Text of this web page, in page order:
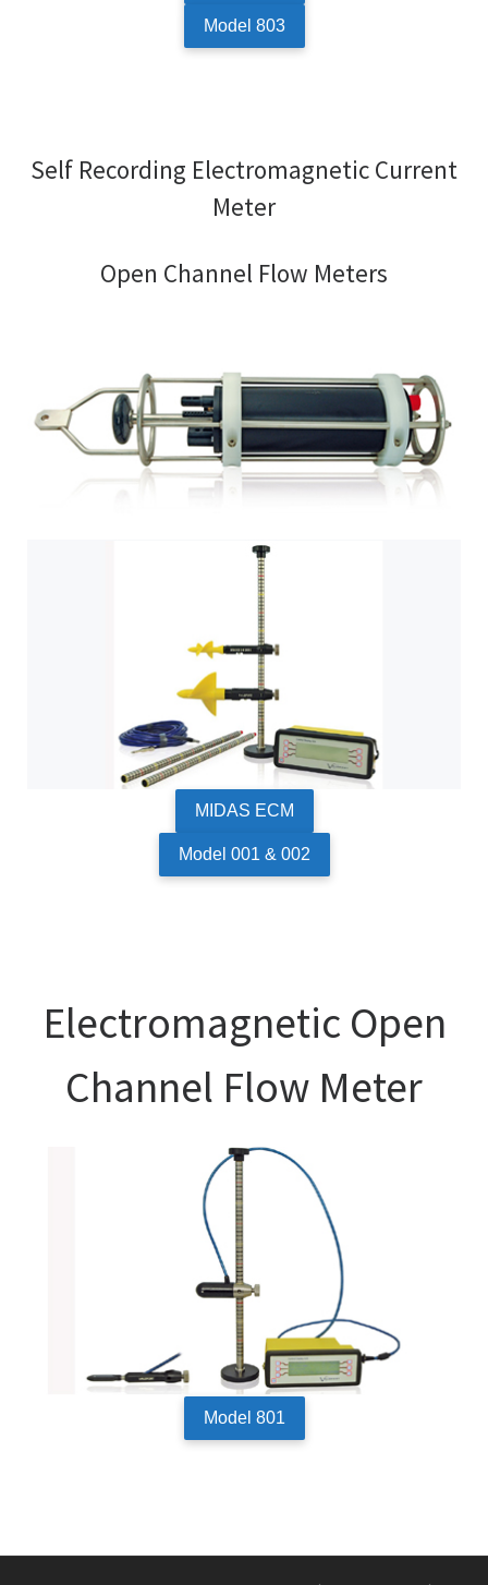
Model 803
Self Recording Electromagnetic Current
Meter
Open Channel Flow Meters
MIDAS ECM
Model 001 & 002
Electromagnetic Open
Channel Flow Meter
Model 801